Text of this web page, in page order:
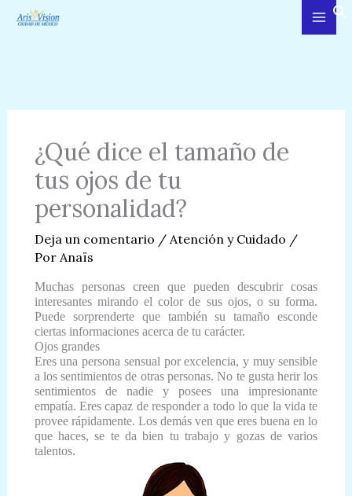
¿Qué dice el tamaño de
tus ojos de tu
personalidad?
Deja un comentario / Atención y Cuidado /
Por Anaïs
Muchas personas creen que pueden descubrir cosas
interesantes mirando el color de sus ojos, o su forma.
Puede sorprenderte que también su tamaño esconde
ciertas informaciones acerca de tu carácter.
Ojos grandes
Eres una persona sensual por excelencia, y muy sensible
a los sentimientos de otras personas. No te gusta herir los
sentimientos de nadie y posees una impresionante
empatía. Eres capaz de responder a todo lo que la vida te
provee rápidamente. Los demás ven que eres buena en lo
que haces, se te da bien tu trabajo y gozas de varios
talentos.